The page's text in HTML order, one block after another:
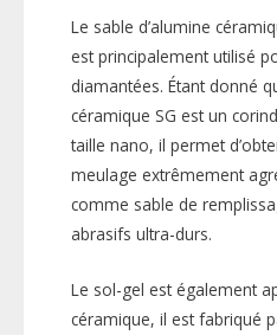
Le sable d’alumine
est principalement utilisé
diamantées. Étant donné
céramique SG est un
taille nano, il permet
meulage extrêmement
comme sable de
abrasifs ultra-durs.
Le sol-gel est également
céramique, il est fabriqué